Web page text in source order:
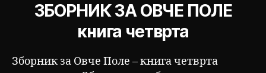
ЗБОРНИК ЗА ОВЧЕ ПОЛЕ
книга четврта
Зборник за Овче Поле – книга четврта